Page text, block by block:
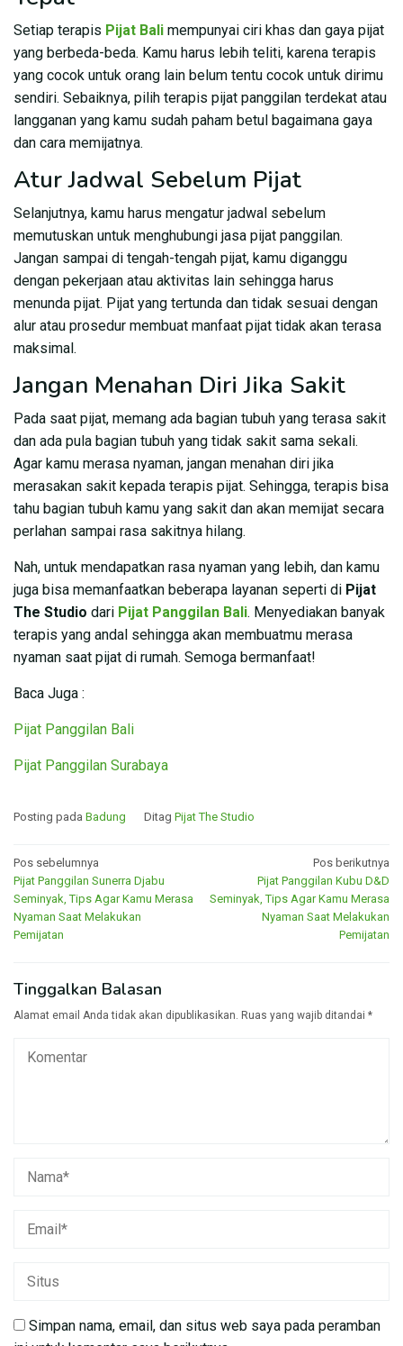
Setiap terapis Pijat Bali mempunyai ciri khas dan gaya pijat
yang berbeda-beda. Kamu harus lebih teliti, karena terapis
yang cocok untuk orang lain belum tentu cocok untuk dirimu
sendiri. Sebaiknya, pilih terapis pijat panggilan terdekat atau
langganan yang kamu sudah paham betul bagaimana gaya
dan cara memijatnya.
Atur Jadwal Sebelum Pijat
Selanjutnya, kamu harus mengatur jadwal sebelum
memutuskan untuk menghubungi jasa pijat panggilan.
Jangan sampai di tengah-tengah pijat, kamu diganggu
dengan pekerjaan atau aktivitas lain sehingga harus
menunda pijat. Pijat yang tertunda dan tidak sesuai dengan
alur atau prosedur membuat manfaat pijat tidak akan terasa
maksimal.
Jangan Menahan Diri Jika Sakit
Pada saat pijat, memang ada bagian tubuh yang terasa sakit
dan ada pula bagian tubuh yang tidak sakit sama sekali.
Agar kamu merasa nyaman, jangan menahan diri jika
merasakan sakit kepada terapis pijat. Sehingga, terapis bisa
tahu bagian tubuh kamu yang sakit dan akan memijat secara
perlahan sampai rasa sakitnya hilang.
Nah, untuk mendapatkan rasa nyaman yang lebih, dan kamu
juga bisa memanfaatkan beberapa layanan seperti di Pijat
The Studio dari Pijat Panggilan Bali. Menyediakan banyak
terapis yang andal sehingga akan membuatmu merasa
nyaman saat pijat di rumah. Semoga bermanfaat!
Baca Juga :
Pijat Panggilan Bali
Pijat Panggilan Surabaya
Posting pada Badung Ditag Pijat The Studio
Navigasi
pos
Pos sebelumnya
Pijat Panggilan Sunerra Djabu
Seminyak, Tips Agar Kamu Merasa
Nyaman Saat Melakukan
Pemijatan
Pos berikutnya
Pijat Panggilan Kubu D&D
Seminyak, Tips Agar Kamu Merasa
Nyaman Saat Melakukan
Pemijatan
Tinggalkan Balasan
Alamat email Anda tidak akan dipublikasikan. Ruas yang wajib ditandai *
Simpan nama, email, dan situs web saya pada peramban